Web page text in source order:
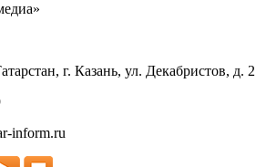
г. Казань, ул. Декабристов, д. 2
inform.ru